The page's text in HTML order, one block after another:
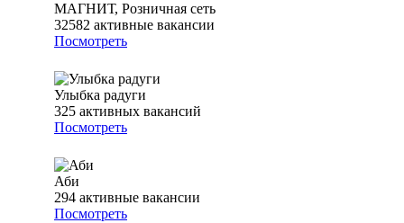
МАГНИТ, Розничная сеть
32582 активные вакансии
Посмотреть
Улыбка радуги
325 активных вакансий
Посмотреть
Аби
294 активные вакансии
Посмотреть